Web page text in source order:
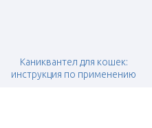
Каниквантел для кошек:
инструкция по применению